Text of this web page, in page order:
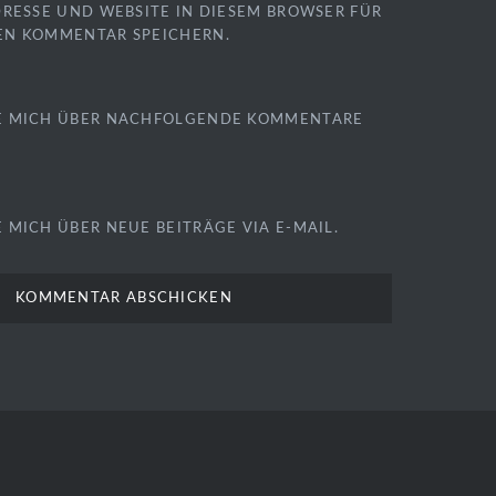
UND WEBSITE IN DIESEM BROWSER FÜR
KOMMENTAR SPEICHERN.
MICH ÜBER NACHFOLGENDE KOMMENTARE
MICH ÜBER NEUE BEITRÄGE VIA E-MAIL.